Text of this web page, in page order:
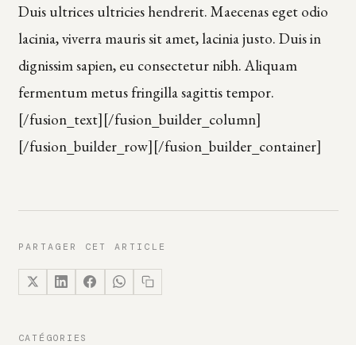
Duis ultrices ultricies hendrerit. Maecenas eget odio
lacinia, viverra mauris sit amet, lacinia justo. Duis in
dignissim sapien, eu consectetur nibh. Aliquam
fermentum metus fringilla sagittis tempor.
[/fusion_text][/fusion_builder_column]
[/fusion_builder_row][/fusion_builder_container]
PARTAGER CET ARTICLE
CATÉGORIES